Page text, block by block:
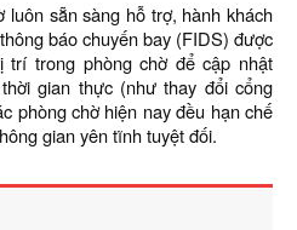
luôn sẵn sàng hỗ trợ, hành khách
báo chuyến bay (FIDS) được
trong phòng chờ để cập nhật
gian thực (như thay đổi cổng
phòng chờ hiện nay đều hạn chế
gian yên tĩnh tuyệt đối.